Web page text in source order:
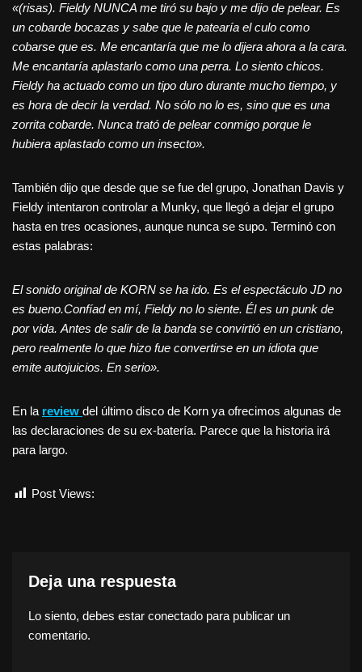
«(risas). Fieldy NUNCA me tiró su bajo y me dijo de pelear. Es
un cobarde bocazas y sabe que le patearía el culo como
cobarse que es. Me encantaría que me lo dijera ahora a la cara.
Me encantaría aplastarlo como una perra. Lo siento chicos.
Fieldy ha actuado como un tipo duro durante mucho tiempo, y
es hora de decir la verdad. No sólo no lo es, sino que es una
zorrita cobarde. Nunca trató de pelear conmigo porque le
hubiera aplastado como un insecto».
También dijo que desde que se fue del grupo, Jonathan Davis y
Fieldy intentaron controlar a Munky, que llegó a dejar el grupo
hasta en tres ocasiones, aunque nunca se supo. Terminó con
estas palabras:
El sonido original de KORN se ha ido. Es el espectáculo JD no
es bueno.Confíad en mí, Fieldy no lo siente. Él es un punk de
por vida. Antes de salir de la banda se convirtió en un cristiano,
pero realmente lo que hizo fue convertirse en un idiota que
emite autojuicios. En serio».
En la review del último disco de Korn ya ofrecimos algunas de
las declaraciones de su ex-batería. Parece que la historia irá
para largo.
Post Views:
Deja una respuesta
Lo siento, debes estar conectado para publicar un
comentario.